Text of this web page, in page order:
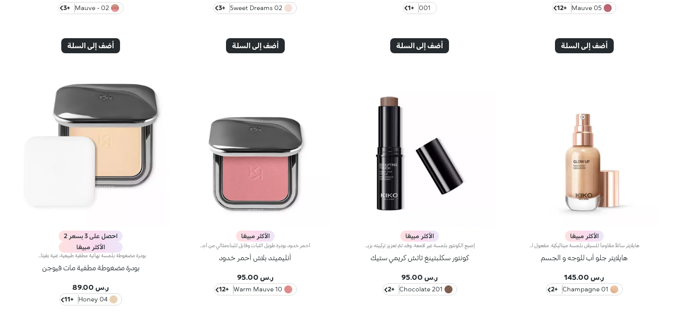
05 Mauve
+12
أضف إلى السلة
001
+1
أضف إلى السلة
02 Sweet Dreams
+3
أضف إلى السلة
02 - Mauve
+3
أضف إلى السلة
الأكثر مبيعًا
هايلايتر جلو أب للوجه و الجسم
ر.س 145.00
01 Champagne
+2
الأكثر مبيعًا
كونتور سكلبتينغ تاتش كريمي ستيك
ر.س 95.00
201 Chocolate
+2
الأكثر مبيعًا
أنليميتد بلاش أحمر خدود
ر.س 95.00
10 Warm Mauve
+12
احصل على 3 بسعر 2
الأكثر مبيعًا
بودرة مضغوطة مطفية مات فيوجن
ر.س 89.00
04 Honey
+11